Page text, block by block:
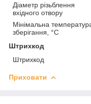
Діаметр різьблення
вхідного отвору
Мінімальна
зберігання, °C
Штрихкод
Штрихкод
Приховати